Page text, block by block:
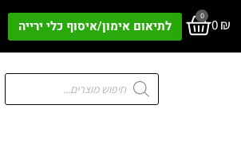
0₪
0
לתיאום אימון/איסוף כלי ירייה